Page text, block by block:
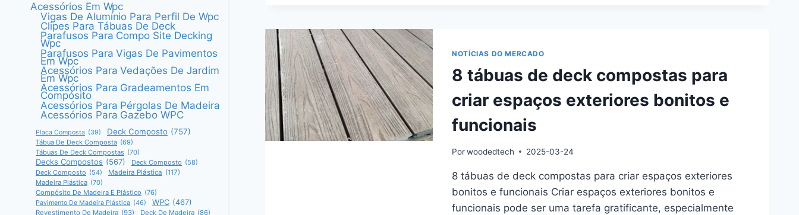
QUALIDADE
CALGARY
O
PRÓXIMO
NOTÍCIAS DO MERCADO
8 tábuas de deck compostas para
criar espaços exteriores bonitos e
funcionais
Por woodedtech 2025-03-24
8 tábuas de deck compostas para criar espaços exteriores
bonitos e funcionais Criar espaços exteriores bonitos e
funcionais pode ser uma tarefa gratificante, especialmente
Acessórios Em Wpc
Vigas De Alumínio Para Perfil De Wpc
Clipes Para Tábuas De Deck
Parafusos Para Compo Site Decking
Wpc
Parafusos Para Vigas De Pavimentos
Em Wpc
Acessórios Para Vedações De Jardim
Em Wpc
Acessórios Para Gradeamentos Em
Compósito
Acessórios Para Pérgolas De Madeira
Acessórios Para Gazebo WPC
Placa Composta (39) Deck Composto (757)
Tábua De Deck Composta (69)
Tábuas De Deck Compostas (70)
Decks Compostos (567) Deck Composto (58)
Deck Composto (54) Madeira Plástica (117)
Madeira Plástica (70)
Compósito De Madeira E Plástico (76)
Pavimento De Madeira Plástica (46) WPC (467)
Revestimento De Madeira (93) Deck De Madeira (86)